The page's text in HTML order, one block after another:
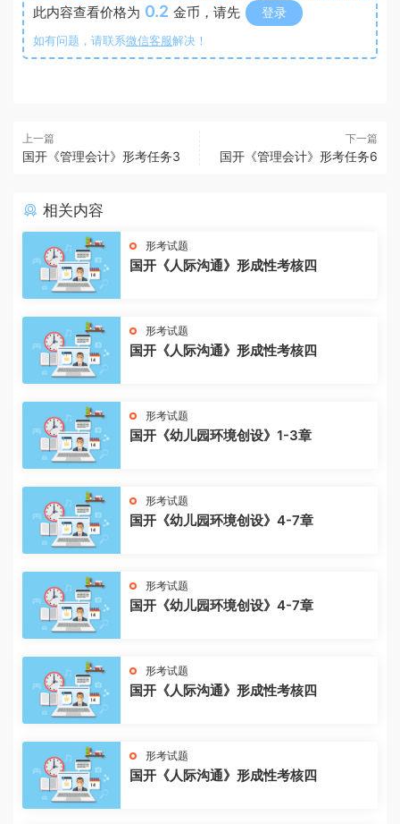
此内容查看价格为 0.2 金币，请先 登录
如有问题，请联系微信客服解决！
上一篇
国开《管理会计》形考任务3
下一篇
国开《管理会计》形考任务6
相关内容
形考试题
国开《人际沟通》形成性考核四
形考试题
国开《人际沟通》形成性考核四
形考试题
国开《幼儿园环境创设》1-3章
形考试题
国开《幼儿园环境创设》4-7章
形考试题
国开《幼儿园环境创设》4-7章
形考试题
国开《人际沟通》形成性考核四
形考试题
国开《人际沟通》形成性考核四